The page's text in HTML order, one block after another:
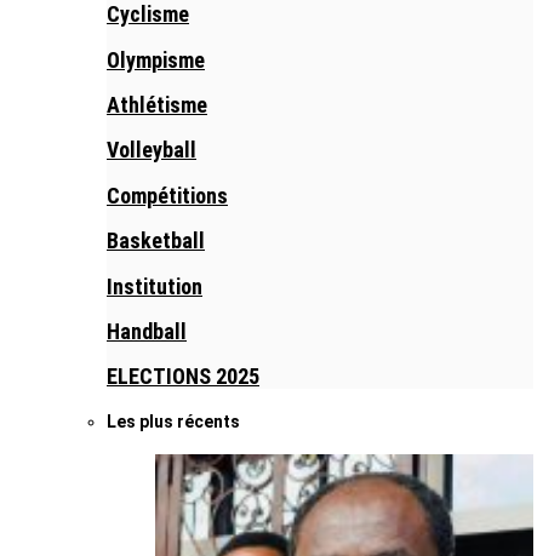
Cyclisme
Olympisme
Athlétisme
Volleyball
Compétitions
Basketball
Institution
Handball
ELECTIONS 2025
Les plus récents